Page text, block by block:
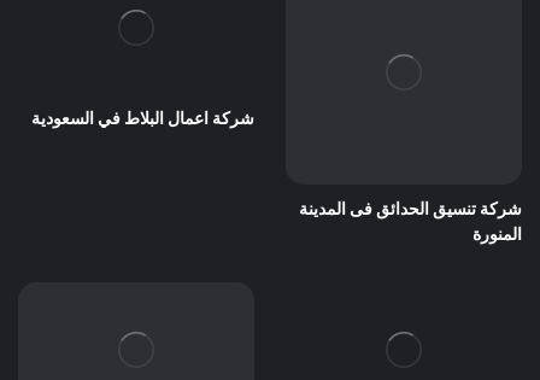
شركة تنسيق الحدائق فى المدينة
المنورة
شركة اعمال البلاط في السعودية